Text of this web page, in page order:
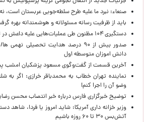
صنعاء: نبرد ما علیه طرح سلطه‌جویی عربستان است،
باید از ظرفیت رسانه مسئولانه و هوشمندانه بهره
دستگیری ۱۰۴ مظنون طی عملیات‌هایی علیه داعش در ترکیه
دانش اموزان متوسطه اول
آخرین قسمت از گفت‌وگوی مسعود پزشکیان
نماینده تهران خطاب به محمدباقر خرازی: اگر به
وضو آن را اجرا کنم!
توضیح خبرگزاری فارس درباره خبر انتصاب محسن
وزیر خزانه داری آمریکا: شاید امروز یا فردا، شاهد
آتش‌بس ۳۰ تا ۶۰ روزه باشیم